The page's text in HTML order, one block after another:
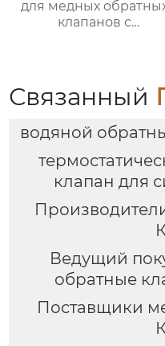
для медных
клапанов с
Связанный
водяной
клапан для
Ведущий
обратные
Поставщики